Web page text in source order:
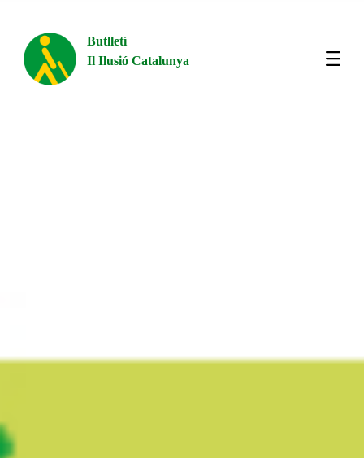
Butlletí
Il Ilusió Catalunya